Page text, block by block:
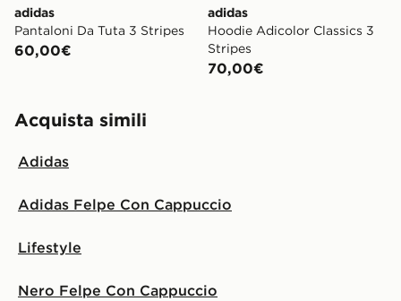
adidas
Pantaloni Da Tuta 3 Stripes
60,00€
adidas
Hoodie Adicolor Classics 3
Stripes
70,00€
Acquista simili
Adidas
Adidas Felpe Con Cappuccio
Lifestyle
Nero Felpe Con Cappuccio